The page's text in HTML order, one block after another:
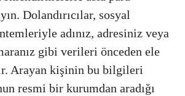
Dolandırıcılar, sosyal
adınız, adresiniz veya
gibi verileri önceden ele
Arayan kişinin bu bilgileri
resmi bir kurumdan aradığı